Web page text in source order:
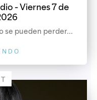
- Viernes 7 de
se pueden perder...